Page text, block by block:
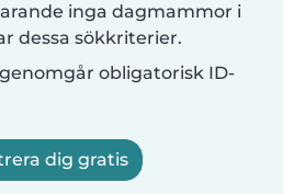
inga dagmammor i
dessa sökkriterier.
obligatorisk ID-
dig gratis